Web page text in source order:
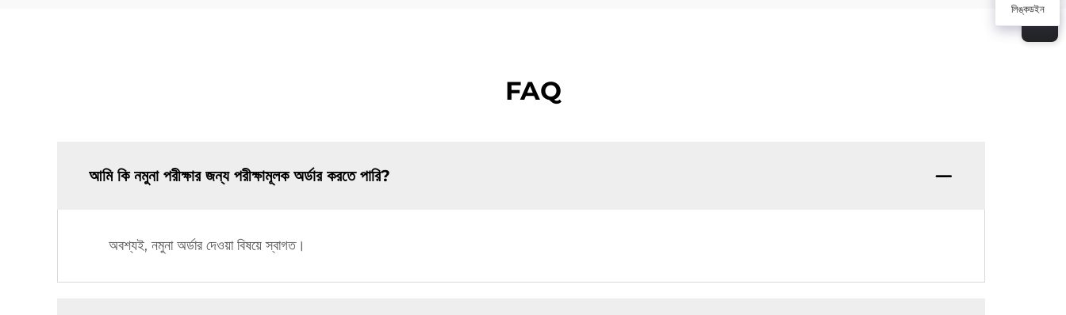
FAQ
আমি কি নমুনা পরীক্ষার জন্য পরীক্ষামূলক অর্ডার করতে পারি?
অবশ্যই, নমুনা অর্ডার দেওয়া বিষয়ে স্বাগত।
লিঙ্কডইন